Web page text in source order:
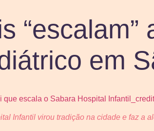
“escalam”
em
Infantil virou tradição na cidade e faz a